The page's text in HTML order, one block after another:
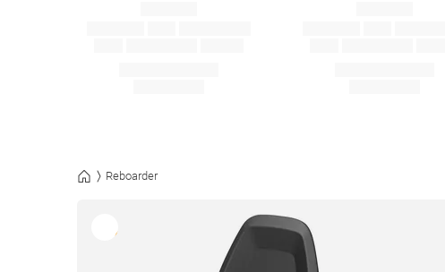
Reboarder